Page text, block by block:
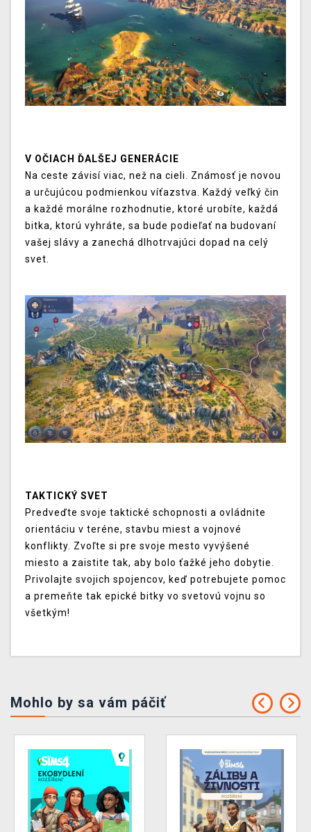
V OČIACH ĎALŠEJ GENERÁCIE
Na ceste závisí viac, než na cieli. Známosť je novou
a určujúcou podmienkou víťazstva. Každý veľký čin
a každé morálne rozhodnutie, ktoré urobíte, každá
bitka, ktorú vyhráte, sa bude podieľať na budovaní
vašej slávy a zanechá dlhotrvajúci dopad na celý
svet.
TAKTICKÝ SVET
Predveďte svoje taktické schopnosti a ovládnite
orientáciu v teréne, stavbu miest a vojnové
konflikty. Zvoľte si pre svoje mesto vyvýšené
miesto a zaistite tak, aby bolo ťažké jeho dobytie.
Privolajte svojich spojencov, keď potrebujete pomoc
a premeňte tak epické bitky vo svetovú vojnu so
všetkým!
Mohlo by sa vám páčiť